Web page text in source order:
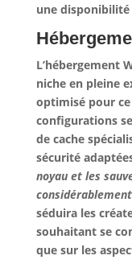
une disponibilité
L’hébergement
niche en pleine
optimisé pour
configurations
de cache
sécurité
noyau et les
séduira les
souhaitant se
que sur les